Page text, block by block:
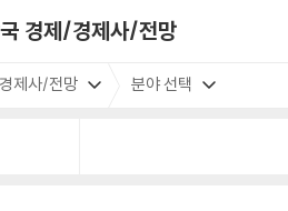
경제/경제사/전망
제사/전망 분야 선택